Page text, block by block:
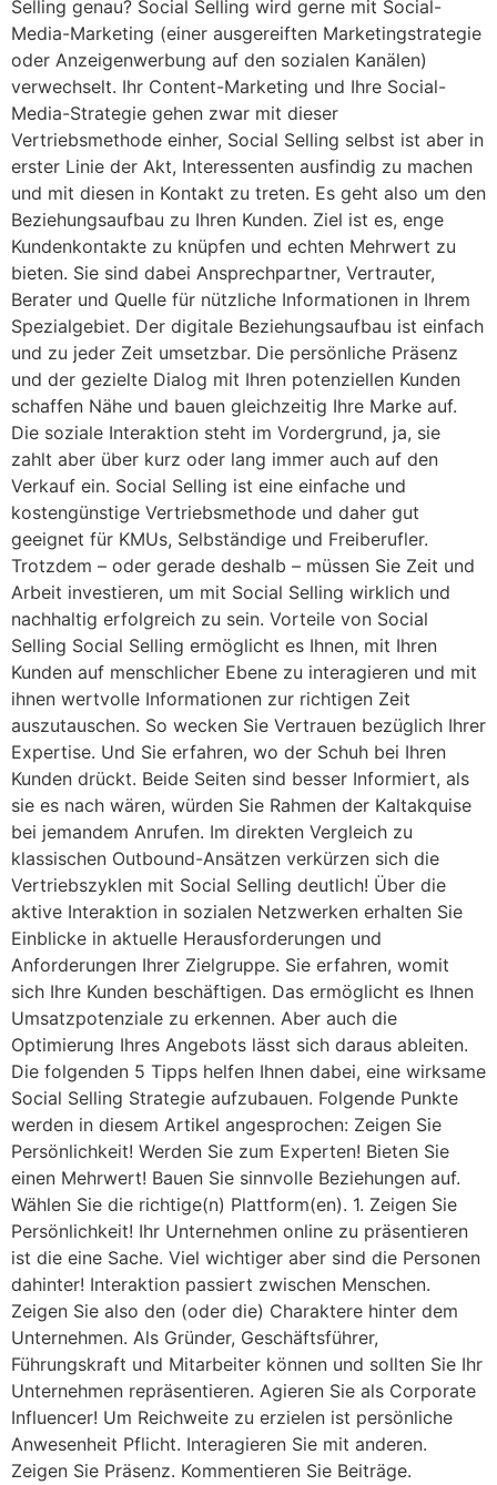
Selling genau? Social Selling wird gerne mit Social-
Media-Marketing (einer ausgereiften Marketingstrategie
oder Anzeigenwerbung auf den sozialen Kanälen)
verwechselt. Ihr Content-Marketing und Ihre Social-
Media-Strategie gehen zwar mit dieser
Vertriebsmethode einher, Social Selling selbst ist aber in
erster Linie der Akt, Interessenten ausfindig zu machen
und mit diesen in Kontakt zu treten. Es geht also um den
Beziehungsaufbau zu Ihren Kunden. Ziel ist es, enge
Kundenkontakte zu knüpfen und echten Mehrwert zu
bieten. Sie sind dabei Ansprechpartner, Vertrauter,
Berater und Quelle für nützliche Informationen in Ihrem
Spezialgebiet. Der digitale Beziehungsaufbau ist einfach
und zu jeder Zeit umsetzbar. Die persönliche Präsenz
und der gezielte Dialog mit Ihren potenziellen Kunden
schaffen Nähe und bauen gleichzeitig Ihre Marke auf.
Die soziale Interaktion steht im Vordergrund, ja, sie
zahlt aber über kurz oder lang immer auch auf den
Verkauf ein. Social Selling ist eine einfache und
kostengünstige Vertriebsmethode und daher gut
geeignet für KMUs, Selbständige und Freiberufler.
Trotzdem – oder gerade deshalb – müssen Sie Zeit und
Arbeit investieren, um mit Social Selling wirklich und
nachhaltig erfolgreich zu sein. Vorteile von Social
Selling Social Selling ermöglicht es Ihnen, mit Ihren
Kunden auf menschlicher Ebene zu interagieren und mit
ihnen wertvolle Informationen zur richtigen Zeit
auszutauschen. So wecken Sie Vertrauen bezüglich Ihrer
Expertise. Und Sie erfahren, wo der Schuh bei Ihren
Kunden drückt. Beide Seiten sind besser Informiert, als
sie es nach wären, würden Sie Rahmen der Kaltakquise
bei jemandem Anrufen. Im direkten Vergleich zu
klassischen Outbound-Ansätzen verkürzen sich die
Vertriebszyklen mit Social Selling deutlich! Über die
aktive Interaktion in sozialen Netzwerken erhalten Sie
Einblicke in aktuelle Herausforderungen und
Anforderungen Ihrer Zielgruppe. Sie erfahren, womit
sich Ihre Kunden beschäftigen. Das ermöglicht es Ihnen
Umsatzpotenziale zu erkennen. Aber auch die
Optimierung Ihres Angebots lässt sich daraus ableiten.
Die folgenden 5 Tipps helfen Ihnen dabei, eine wirksame
Social Selling Strategie aufzubauen. Folgende Punkte
werden in diesem Artikel angesprochen: Zeigen Sie
Persönlichkeit! Werden Sie zum Experten! Bieten Sie
einen Mehrwert! Bauen Sie sinnvolle Beziehungen auf.
Wählen Sie die richtige(n) Plattform(en). 1. Zeigen Sie
Persönlichkeit! Ihr Unternehmen online zu präsentieren
ist die eine Sache. Viel wichtiger aber sind die Personen
dahinter! Interaktion passiert zwischen Menschen.
Zeigen Sie also den (oder die) Charaktere hinter dem
Unternehmen. Als Gründer, Geschäftsführer,
Führungskraft und Mitarbeiter können und sollten Sie Ihr
Unternehmen repräsentieren. Agieren Sie als Corporate
Influencer! Um Reichweite zu erzielen ist persönliche
Anwesenheit Pflicht. Interagieren Sie mit anderen.
Zeigen Sie Präsenz. Kommentieren Sie Beiträge.